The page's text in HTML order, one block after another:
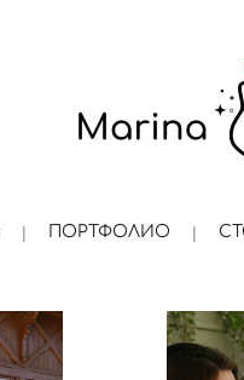
ПОРТФОЛИО